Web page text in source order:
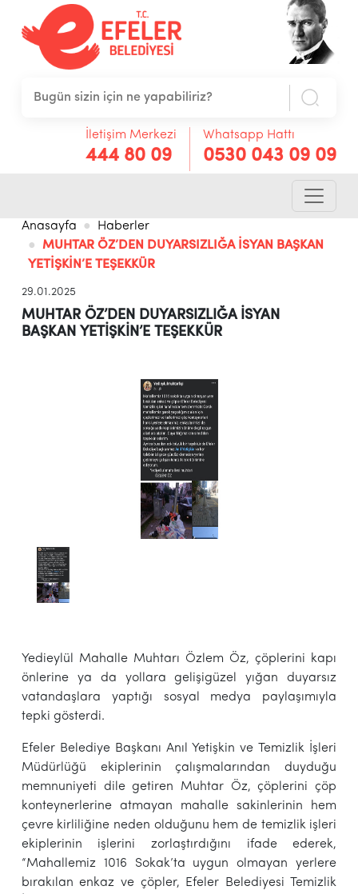
İletişim Merkezi
444 80 09
Whatsapp Hattı
0530 043 09 09
Anasayfa
Haberler
MUHTAR ÖZ’DEN DUYARSIZLIĞA İSYAN BAŞKAN
YETİŞKİN’E TEŞEKKÜR
29.01.2025
MUHTAR ÖZ’DEN DUYARSIZLIĞA İSYAN
BAŞKAN YETİŞKİN’E TEŞEKKÜR
Yedieylül Mahalle Muhtarı Özlem Öz, çöplerini kapı
önlerine ya da yollara gelişigüzel yığan duyarsız
vatandaşlara yaptığı sosyal medya paylaşımıyla
tepki gösterdi.
Efeler Belediye Başkanı Anıl Yetişkin ve Temizlik İşleri
Müdürlüğü ekiplerinin çalışmalarından duyduğu
memnuniyeti dile getiren Muhtar Öz, çöplerini çöp
konteynerlerine atmayan mahalle sakinlerinin hem
çevre kirliliğine neden olduğunu hem de temizlik işleri
ekiplerinin işlerini zorlaştırdığını ifade ederek,
“Mahallemiz 1016 Sokak’ta uygun olmayan yerlere
bırakılan enkaz ve çöpler, Efeler Belediyesi Temizlik